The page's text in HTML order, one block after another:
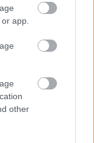
app.
other
vlogo. "Do
kaže,
z 8 %
Nguyen. To jih
še bolj
študije.